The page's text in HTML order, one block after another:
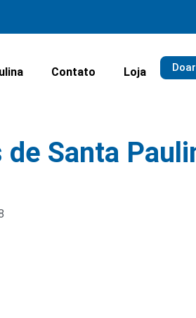
Contato Loja Doar
Santa